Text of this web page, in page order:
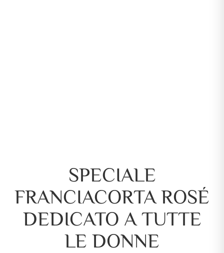
SPECIALE
FRANCIACORTA ROSÉ
DEDICATO A TUTTE
LE DONNE